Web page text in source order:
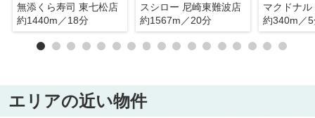
無添くら寿司 東七松店
約1440m／18分
スシロー 尼崎東難波店
約1567m／20分
約340m／
エリアの近い物件